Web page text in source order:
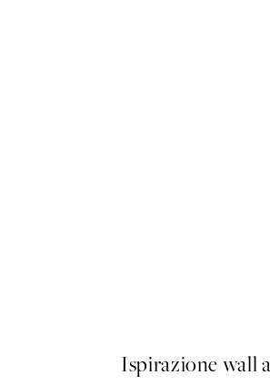
Ispirazione wall